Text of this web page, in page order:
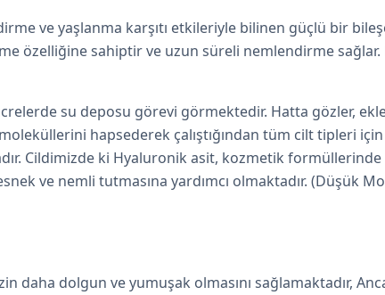
ve yaşlanma karşıtı etkileriyle bilinen güçlü bir
özelliğine sahiptir ve uzun süreli nemlendirme sağlar.
su deposu görevi görmektedir. Hatta gözler,
hapsederek çalıştığından tüm cilt tipleri
Cildimizde ki Hyaluronik asit, kozmetik formüllerinde
ve nemli tutmasına yardımcı olmaktadır. (Düşük
dolgun ve yumuşak olmasını sağlamaktadır,